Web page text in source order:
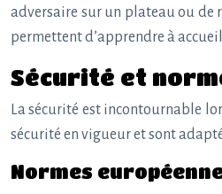
adversaire sur un plateau ou de
permettent d’apprendre à
Sécurité et
La sécurité est incontournable
sécurité en vigueur et sont
Normes